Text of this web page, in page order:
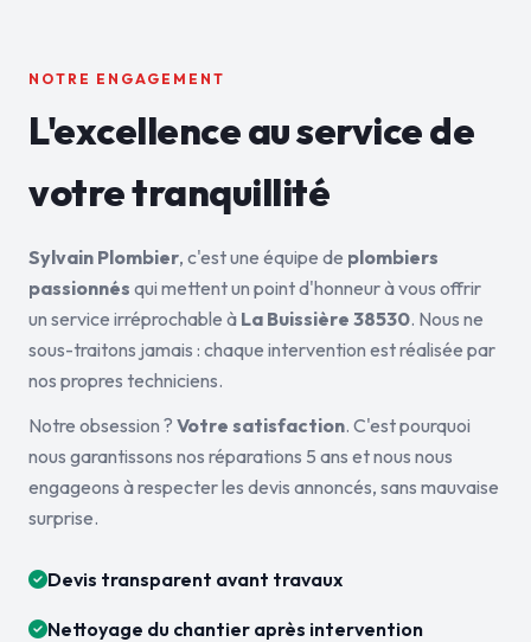
NOTRE ENGAGEMENT
L'excellence au service de
votre tranquillité
Sylvain Plombier, c'est une équipe de plombiers
passionnés qui mettent un point d'honneur à vous offrir
un service irréprochable à La Buissière 38530. Nous ne
sous-traitons jamais : chaque intervention est réalisée par
nos propres techniciens.
Notre obsession ? Votre satisfaction. C'est pourquoi
nous garantissons nos réparations 5 ans et nous nous
engageons à respecter les devis annoncés, sans mauvaise
surprise.
Devis transparent avant travaux
Nettoyage du chantier après intervention